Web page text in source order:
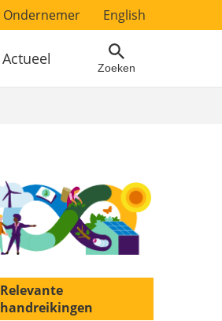
Ondernemer English
Actueel Zoeken
Relevante
handreikingen